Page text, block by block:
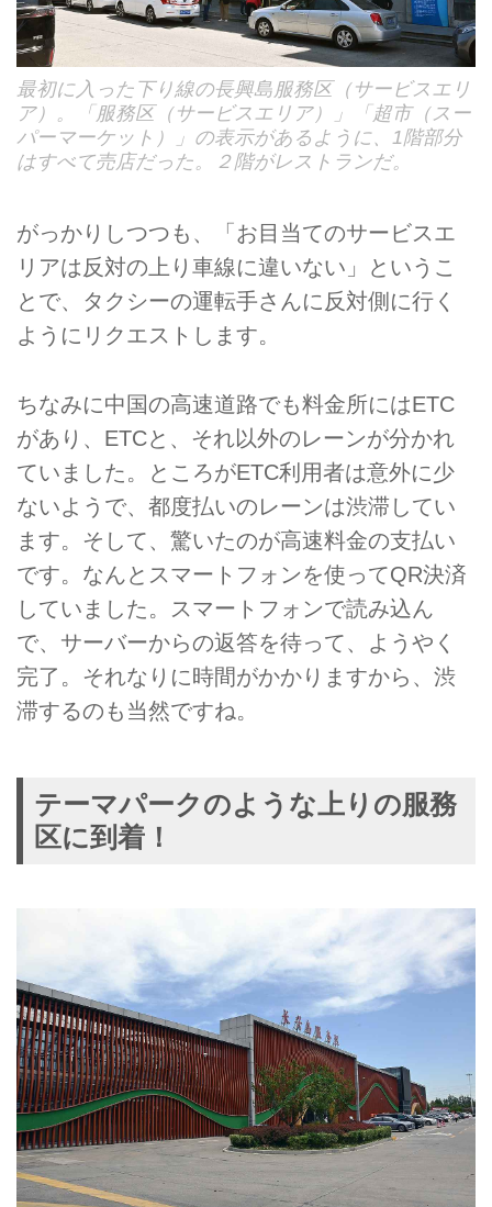
最初に入った下り線の長興島服務区（サービスエリ
ア）。「服務区（サービスエリア）」「超市（スー
パーマーケット）」の表示があるように、1階部分
はすべて売店だった。２階がレストランだ。
がっかりしつつも、「お目当てのサービスエ
リアは反対の上り車線に違いない」というこ
とで、タクシーの運転手さんに反対側に行く
ようにリクエストします。
ちなみに中国の高速道路でも料金所にはETC
があり、ETCと、それ以外のレーンが分かれ
ていました。ところがETC利用者は意外に少
ないようで、都度払いのレーンは渋滞してい
ます。そして、驚いたのが高速料金の支払い
です。なんとスマートフォンを使ってQR決済
していました。スマートフォンで読み込ん
で、サーバーからの返答を待って、ようやく
完了。それなりに時間がかかりますから、渋
滞するのも当然ですね。
テーマパークのような上りの服務
区に到着！